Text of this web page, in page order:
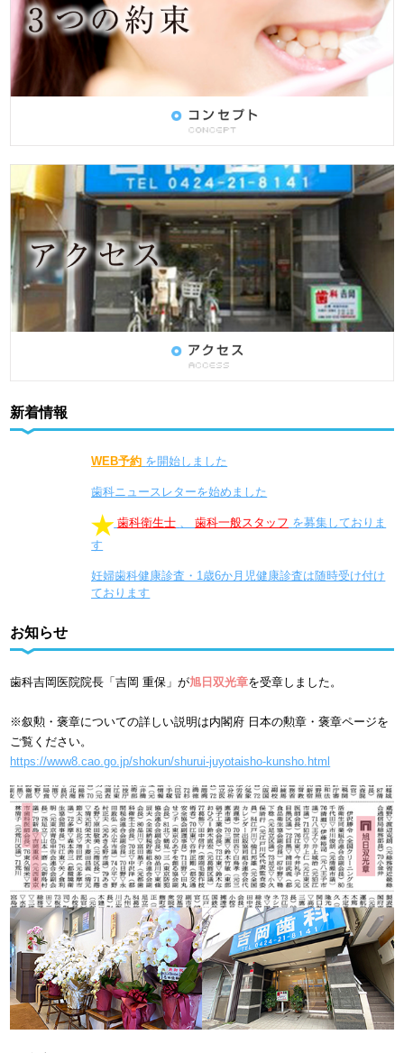
新着情報
WEB予約 を開始しました
歯科ニュースレターを始めました
歯科衛生士 、歯科一般スタッフ を募集しておりま
す
妊婦歯科健康診査・1歳6か月児健康診査は随時受け付け
ております
お知らせ
歯科吉岡医院院長「吉岡 重保」が旭日双光章を受章しました。
※叙勲・褒章についての詳しい説明は内閣府 日本の勲章・褒章ページを
ご覧ください。
https://www8.cao.go.jp/shokun/shurui-juyotaisho-kunsho.html